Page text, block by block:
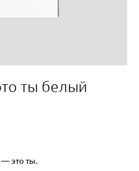
ты белый
— это ты.